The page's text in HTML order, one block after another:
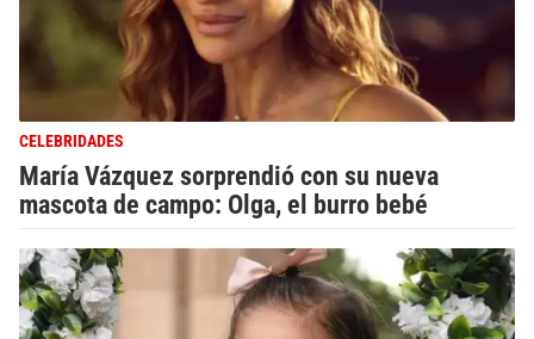
CELEBRIDADES
María Vázquez sorprendió con su nueva
mascota de campo: Olga, el burro bebé